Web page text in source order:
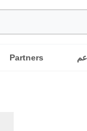
Partners